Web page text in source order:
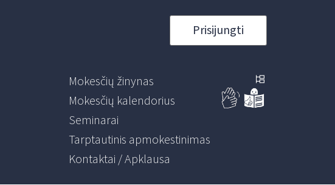
Prisijungti
Mokesčių žinynas
Mokesčių kalendorius
Seminarai
Tarptautinis apmokestinimas
Kontaktai / Apklausa